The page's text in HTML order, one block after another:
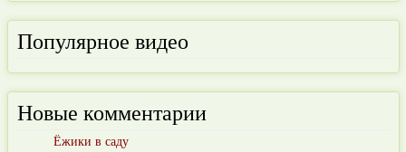
Популярное видео
Новые комментарии
Ёжики в саду